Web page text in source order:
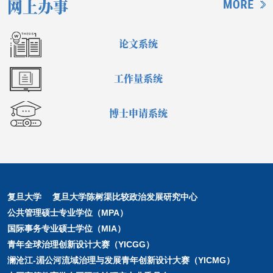
网上办事
论文系统
工作量系统
博士申请系统
复旦大学
复旦大学陈树渠比较政治发展研究中心
公共管理硕士专业学位（MPA）
国际事务专业硕士学位（MIA）
青年全球治理创新设计大赛（YICGG）
澜沧江-湄公河流域治理与发展青年创新设计大赛（YICMG）